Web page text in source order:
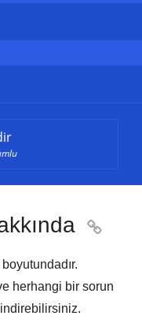

boyutundadır.
herhangi bir sorun